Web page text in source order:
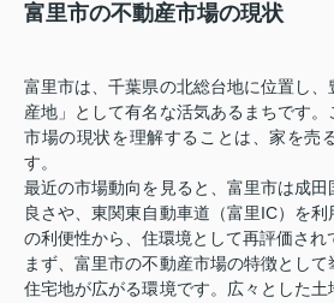
富里市の不動産市場の現状
富里市は、千葉県の北総台地に位置し
産地」として有名な活気あるまちです
市場の現状を理解することは、家を売
す。
最近の市場動向を見ると、富里市は成
良さや、東関東自動車道（富里IC）を
の利便性から、住環境として再評価され
まず、富里市の不動産市場の特徴とし
住宅地が広がる環境です。広々とした